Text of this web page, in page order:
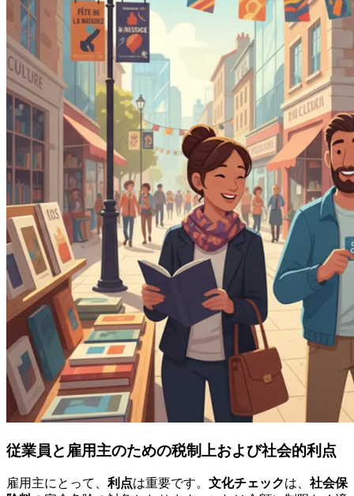
従業員と雇用主のための税制上および社会的利点
雇用主にとって、 利点は重要です。 文化チェックは、 社会保